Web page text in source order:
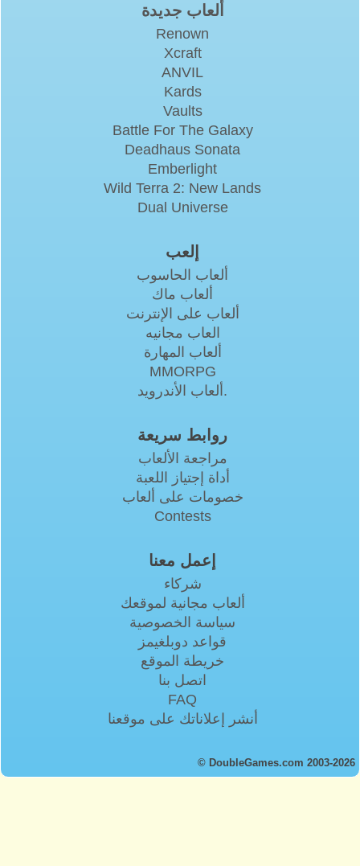
ألعاب جديدة
Renown
Xcraft
ANVIL
Kards
Vaults
Battle For The Galaxy
Deadhaus Sonata
Emberlight
Wild Terra 2: New Lands
Dual Universe
إلعب
ألعاب الحاسوب
ألعاب ماك
ألعاب على الإنترنت
العاب مجانيه
ألعاب المهارة
MMORPG
ألعاب الأندرويد.
روابط سريعة
مراجعة الألعاب
أداة إجتياز اللعبة
خصومات على ألعاب
Contests
إعمل معنا
شركاء
ألعاب مجانية لموقعك
سياسة الخصوصية
قواعد دوبلغيمز
خريطة الموقع
اتصل بنا
FAQ
أنشر إعلاناتك على موقعنا
© DoubleGames.com 2003-2026